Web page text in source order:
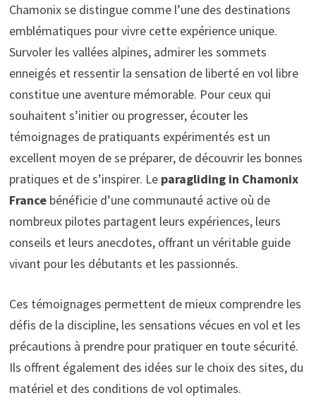
Chamonix se distingue comme l’une des destinations
emblématiques pour vivre cette expérience unique.
Survoler les vallées alpines, admirer les sommets
enneigés et ressentir la sensation de liberté en vol libre
constitue une aventure mémorable. Pour ceux qui
souhaitent s’initier ou progresser, écouter les
témoignages de pratiquants expérimentés est un
excellent moyen de se préparer, de découvrir les bonnes
pratiques et de s’inspirer. Le paragliding in Chamonix
Francebénéficie d’une communauté active où de
nombreux pilotes partagent leurs expériences, leurs
conseils et leurs anecdotes, offrant un véritable guide
vivant pour les débutants et les passionnés.
Ces témoignages permettent de mieux comprendre les
défis de la discipline, les sensations vécues en vol et les
précautions à prendre pour pratiquer en toute sécurité.
Ils offrent également des idées sur le choix des sites, du
matériel et des conditions de vol optimales.